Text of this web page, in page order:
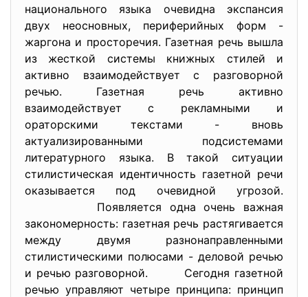
национального языка очевидна экспансия
двух неосновных, периферийных форм -
жаргона и просторечия. Газетная речь вышла
из жесткой системы книжных стилей и
активно взаимодействует с разговорной
речью. Газетная речь активно
взаимодействует с рекламными и
ораторскими текстами - вновь
актуализированными подсистемами
литературного языка. В такой ситуации
стилистическая идентичность газетной речи
оказывается под очевидной угрозой.
Появляется одна очень важная
закономерность: газетная речь растягивается
между двумя разнонаправленными
стилистическими полюсами - деловой речью
и речью разговорной. Сегодня газетной
речью управляют четыре принципа: принцип